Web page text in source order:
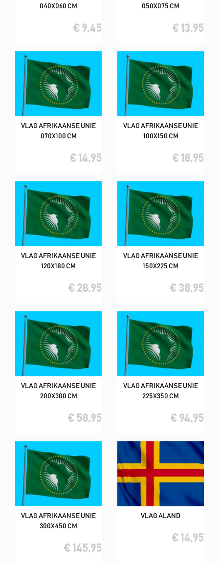
040X060 CM
€ 9,45
050X075 CM
€ 13,95
VLAG AFRIKAANSE UNIE
070X100 CM
€ 14,95
VLAG AFRIKAANSE UNIE
100X150 CM
€ 18,95
VLAG AFRIKAANSE UNIE
120X180 CM
€ 28,95
VLAG AFRIKAANSE UNIE
150X225 CM
€ 38,95
VLAG AFRIKAANSE UNIE
200X300 CM
€ 58,95
VLAG AFRIKAANSE UNIE
225X350 CM
€ 94,95
VLAG AFRIKAANSE UNIE
300X450 CM
€ 145,95
VLAG ALAND
€ 14,95